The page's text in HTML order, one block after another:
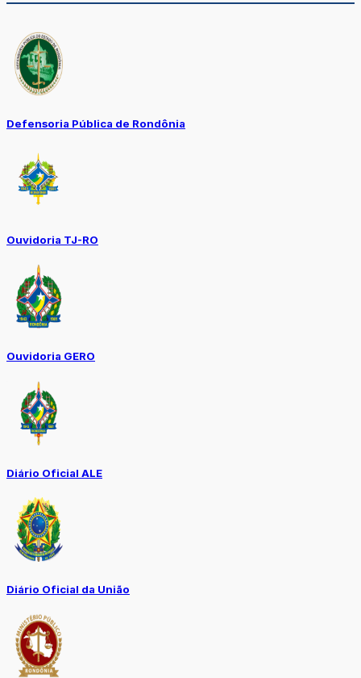
Defensoria Pública de Rondônia
Ouvidoria TJ-RO
Ouvidoria GERO
Diário Oficial ALE
Diário Oficial da União